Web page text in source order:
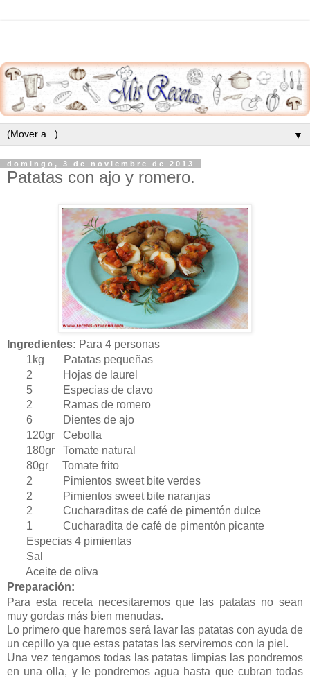
▼
domingo, 3 de noviembre de 2013
Patatas con ajo y romero.
Ingredientes: Para 4 personas
1kg Patatas pequeñas
2 Hojas de laurel
5 Especias de clavo
2 Ramas de romero
6 Dientes de ajo
120gr Cebolla
180gr Tomate natural
80gr Tomate frito
2 Pimientos sweet bite verdes
2 Pimientos sweet bite naranjas
2 Cucharaditas de café de pimentón dulce
1 Cucharadita de café de pimentón picante
Especias 4 pimientas
Sal
Aceite de oliva
Preparación:
Para esta receta necesitaremos que las patatas no sean
muy gordas más bien menudas.
Lo primero que haremos será lavar las patatas con ayuda de
un cepillo ya que estas patatas las serviremos con la piel.
Una vez tengamos todas las patatas limpias las pondremos
en una olla, y le pondremos agua hasta que cubran todas